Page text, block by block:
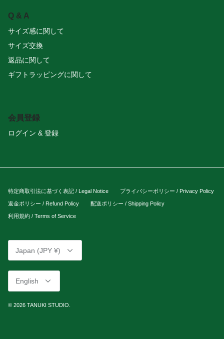
Q & A
サイズ感に関して
サイズ交換
返品に関して
ギフトラッピングに関して
会員登録
ログイン & 登録
特定商取引法に基づく表記 / Legal Notice プライバシーポリシー / Privacy Policy
返金ポリシー / Refund Policy 配送ポリシー / Shipping Policy
利用規約 / Terms of Service
Currency
Japan (JPY ¥)
English
© 2026 TANUKI STUDIO